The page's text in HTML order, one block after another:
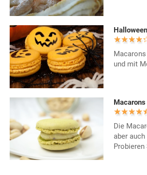
und mit
Macarons
Die
aber
Probieren